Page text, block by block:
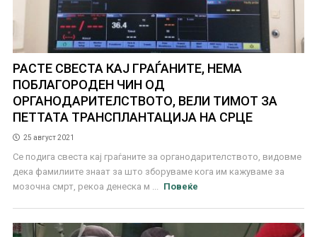
РАСТЕ СВЕСТА КАЈ ГРАЃАНИТЕ, НЕМА
ПОБЛАГОРОДЕН ЧИН ОД
ОРГАНОДАРИТЕЛСТВОТО, ВЕЛИ ТИМОТ ЗА
ПЕТТАТА ТРАНСПЛАНТАЦИЈА НА СРЦЕ
25 август 2021
Се подига свеста кај граѓаните за органодарителството, видовме
дека фамилиите знаат за што зборуваме кога им кажуваме за
мозочна смрт, рекоа денеска м ...
Повеќе